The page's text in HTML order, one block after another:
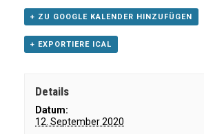
+ ZU GOOGLE KALENDER HINZUFÜGEN
+ EXPORTIERE ICAL
Details
Datum:
12. September 2020